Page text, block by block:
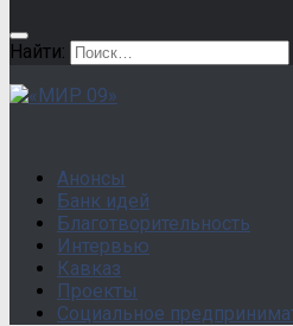
Найти:
Анонсы
Банк идей
Благотворительность
Интервью
Кавказ
Проекты
Социальное